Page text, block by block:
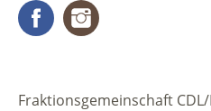
Facebook
Fraktionsgemeinschaft CDL/